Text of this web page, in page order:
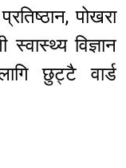
पोखरा
स्वास्थ्य विज्ञान
छुट्टै वार्ड